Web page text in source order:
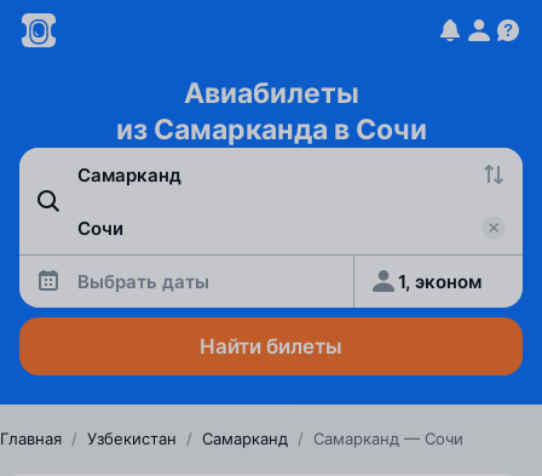
Авиабилеты
из Самарканда в Сочи
Выбрать даты 1, эконом
Найти билеты
Главная / Узбекистан / Самарканд / Самарканд — Сочи